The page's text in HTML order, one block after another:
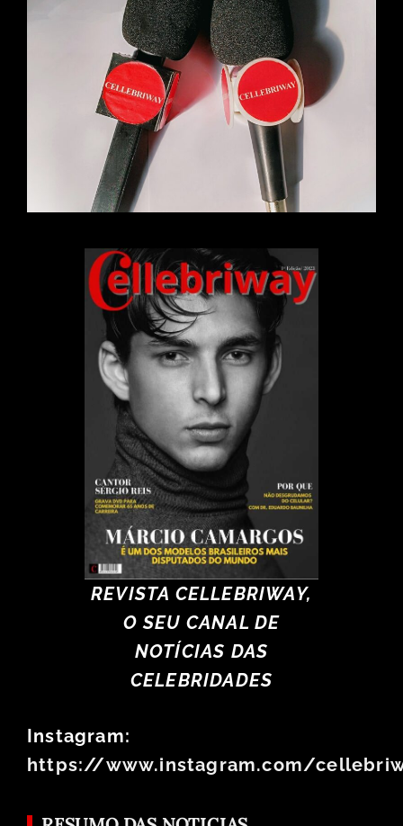
REVISTA CELLEBRIWAY,
O SEU CANAL DE
NOTÍCIAS DAS
CELEBRIDADES
Instagram:
https://www.instagram.com/